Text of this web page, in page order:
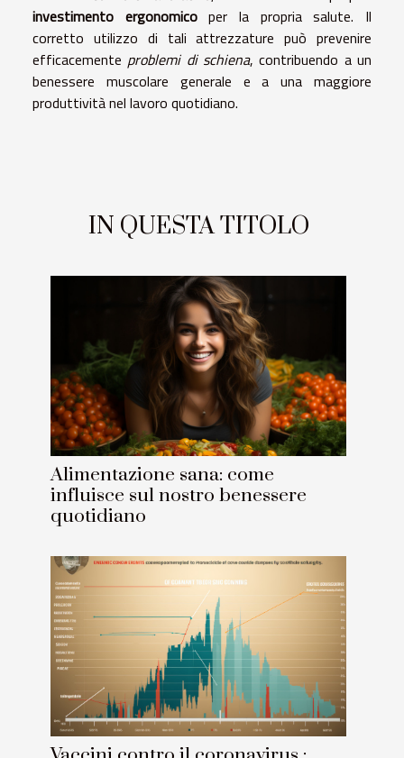
investimento ergonomicoper la propria salute. Il
corretto utilizzo di tali attrezzature può prevenire
efficacemente problemi di schiena, contribuendo a un
benessere muscolare generale e a una maggiore
produttività nel lavoro quotidiano.
IN QUESTA TITOLO
Alimentazione sana: come
influisce sul nostro benessere
quotidiano